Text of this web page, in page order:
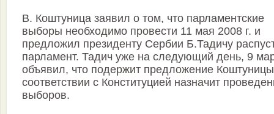
В. Коштуница заявил о том, что парламентские
выборы необходимо провести 11 мая 2008 г. и
предложил президенту Сербии Б.Тадичу
парламент. Тадич уже на следующий день, 9
объявил, что подержит предложение
соответствии с Конституцией назначит
выборов.